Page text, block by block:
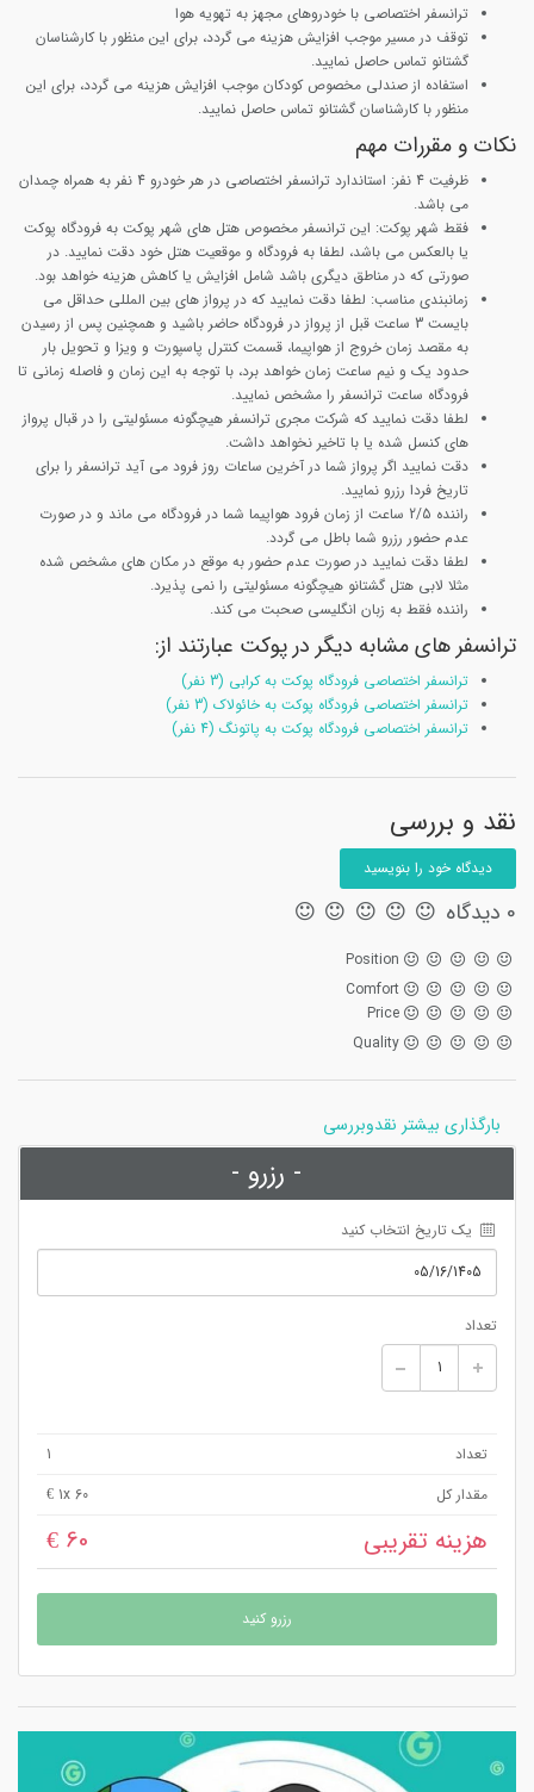
ترانسفر اختصاصی با خودروهای مجهز به تهویه هوا
توقف در مسیر موجب افزایش هزینه می گردد، برای این منظور با کارشناسان
گشتانو تماس حاصل نمایید.
استفاده از صندلی مخصوص کودکان موجب افزایش هزینه می گردد، برای این
منظور با کارشناسان گشتانو تماس حاصل نمایید.
نکات و مقررات مهم
ظرفیت 4 نفر
: استاندارد ترانسفر اختصاصی در هر خودرو 4 نفر به همراه چمدان
می باشد.
فقط شهر پوکت: این ترانسفر مخصوص هتل های شهر پوکت به فرودگاه پوکت
یا بالعکس می باشد، لطفا به فرودگاه و موقعیت هتل خود دقت نمایید. در
صورتی که در مناطق دیگری باشد شامل افزایش یا کاهش هزینه خواهد بود.
زمانبندی مناسب: لطفا دقت نمایید که در پرواز های بین المللی حداقل می
بایست 3 ساعت قبل از پرواز در فرودگاه حاضر باشید و همچنین پس از رسیدن
به مقصد زمان خروج از هواپیما، قسمت کنترل پاسپورت و ویزا و تحویل بار
حدود یک و نیم ساعت زمان خواهد برد، با توجه به این زمان و فاصله زمانی تا
فرودگاه ساعت ترانسفر را مشخص نمایید.
لطفا دقت نمایید که شرکت مجری ترانسفر هیچگونه مسئولیتی را در قبال پرواز
های کنسل شده یا با تاخیر نخواهد داشت.
دقت نمایید اگر پرواز شما در آخرین ساعات روز فرود می آید ترانسفر را برای
تاریخ فردا رزرو نمایید.
راننده 2/5 ساعت از زمان فرود هواپیما شما در فرودگاه می ماند و در صورت
عدم حضور رزرو شما باطل می گردد.
لطفا دقت نمایید در صورت عدم حضور به موقع در مکان های مشخص شده
مثلا لابی هتل گشتانو هیچگونه مسئولیتی را نمی پذیرد.
راننده فقط به زبان انگلیسی صحبت می کند.
ترانسفر های مشابه دیگر در پوکت عبارتند از:
ترانسفر اختصاصی فرودگاه پوکت به کرابی (3 نفر)
ترانسفر اختصاصی فرودگاه پوکت به خائولاک (3 نفر)
ترانسفر اختصاصی فرودگاه پوکت به پاتونگ (4 نفر)
نقد و بررسی
دیدگاه خود را بنویسید
0 دیدگاه
Position
Comfort
Price
Quality
بارگذاری بیشتر نقدوبررسی
- رزرو -
یک تاریخ انتخاب کنید
تعداد
تعداد
1
مقدار کل
1x 60 €
هزینه تقریبی 60 €
رزرو کنید